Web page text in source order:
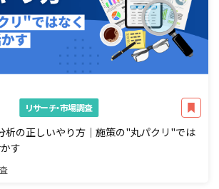
リサーチ・市場調査
析の正しいやり方｜施策の"丸パクリ"では
す